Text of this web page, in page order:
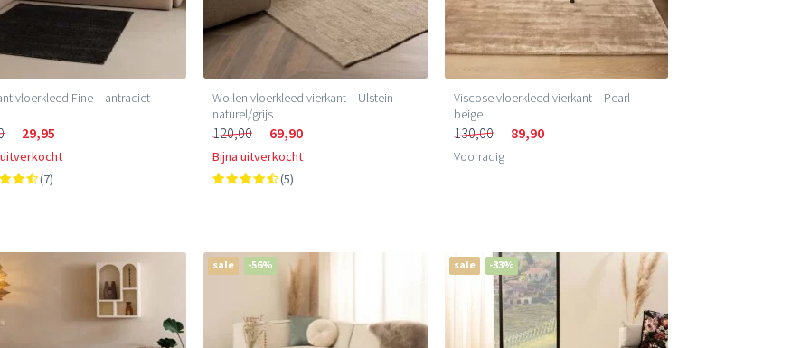
vloerkleed Fine – antraciet
29,95
(7)
Wollen vloerkleed vierkant – Ulstein
naturel/grijs
120,00 69,90
Bijna uitverkocht
(5)
Viscose vloerkleed vierkant – Pearl
beige
130,00 89,90
Voorradig
sale -56% sale -33%